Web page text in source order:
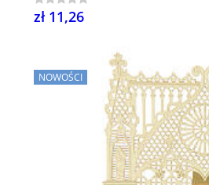
zł 11,26
NOWOŚCI